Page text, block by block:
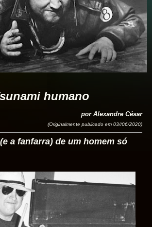
humano
por Alexandre César
(Originalmente publicado em 03//06/2020)
a fanfarra) de um homem só